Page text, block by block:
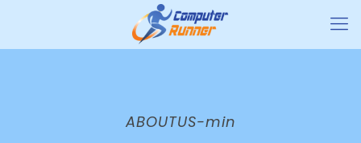
ABOUTUS-min